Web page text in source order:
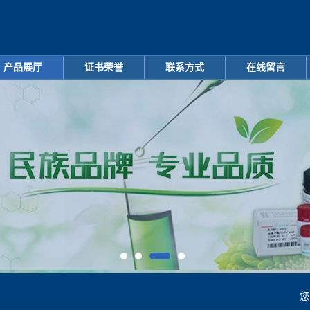
产品展厅 证书荣誉 联系方式 在线留言